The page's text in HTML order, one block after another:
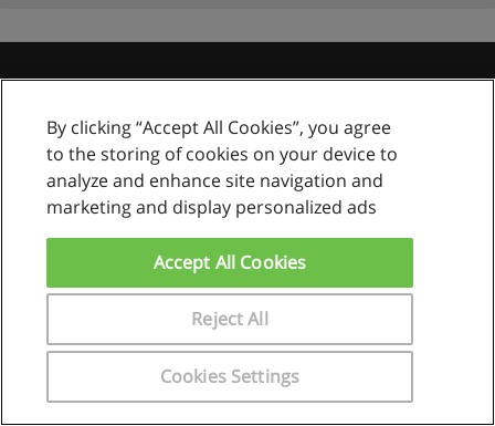
Privacidad de datos
Contactar con Educaedu
By clicking “Accept All Cookies”, you agree
to the storing of cookies on your device to
analyze and enhance site navigation and
marketing and display personalized ads
Cookies Settings
Reject All
Accept All Cookies